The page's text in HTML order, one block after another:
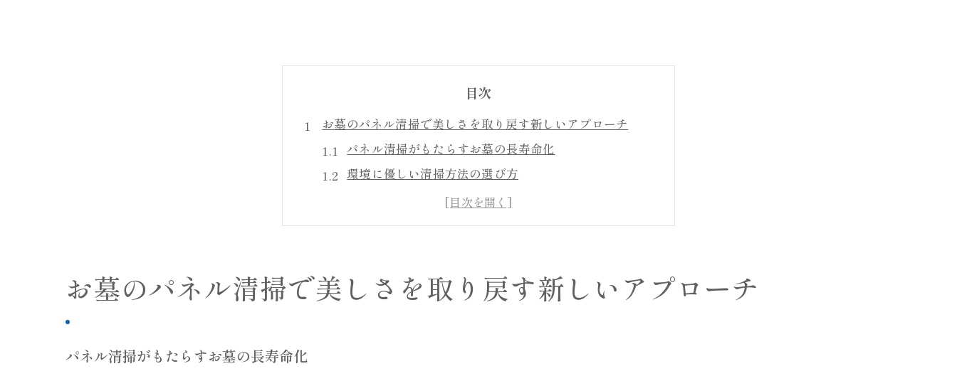
目次
お墓のパネル清掃で美しさを取り戻す新しいアプローチ
パネル清掃がもたらすお墓の長寿命化
環境に優しい清掃方法の選び方
簡単にできる日常の手入れ法
専門家によるお墓の美しさを引き出す技術
清掃後のお墓の維持管理のコツ
風雨による劣化を防ぐお墓のパネル清掃の重要性
お墓のパネル清掃で美しさを取り戻す新しいアプローチ
パネル清掃がもたらすお墓の長寿命化